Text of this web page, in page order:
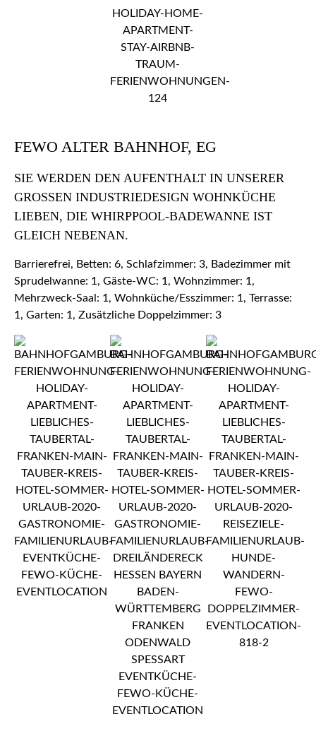
FEWO ALTER BAHNHOF, EG
SIE WERDEN DEN AUFENTHALT IN UNSERER
GROSSEN INDUSTRIEDESIGN WOHNKÜCHE L
IEBEN, DIE WHIRPPOOL-BADEWANNE IST G
LEICH NEBENAN.
Barrierefrei, Betten: 6, Schlafzimmer: 3, Badezimmer mit
Sprudelwanne: 1, Gäste-WC: 1, Wohnzimmer: 1,
Mehrzweck-Saal: 1, Wohnküche/Esszimmer: 1, Terrasse:
1, Garten: 1, Zusätzliche Doppelzimmer: 3